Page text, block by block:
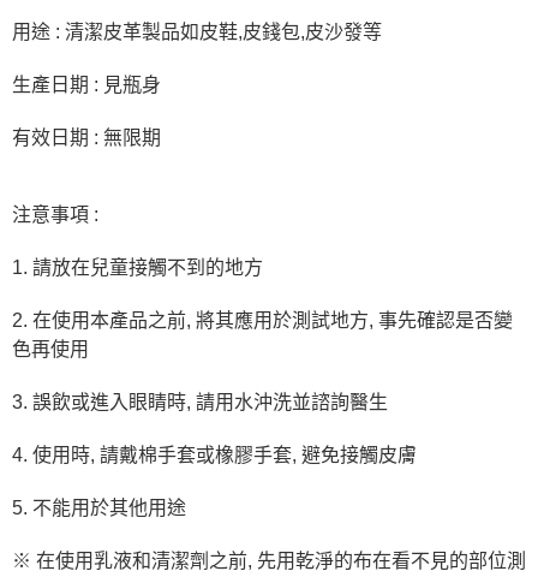
用途 : 清潔皮革製品如皮鞋,皮錢包,皮沙發等
生產日期 : 見瓶身
有效日期 : 無限期
注意事項 :
1. 請放在兒童接觸不到的地方
2. 在使用本產品之前, 將其應用於測試地方, 事先確認是否變
色再使用
3. 誤飲或進入眼睛時, 請用水沖洗並諮詢醫生
4. 使用時, 請戴棉手套或橡膠手套, 避免接觸皮膚
5. 不能用於其他用途
※ 在使用乳液和清潔劑之前, 先用乾淨的布在看不見的部位測